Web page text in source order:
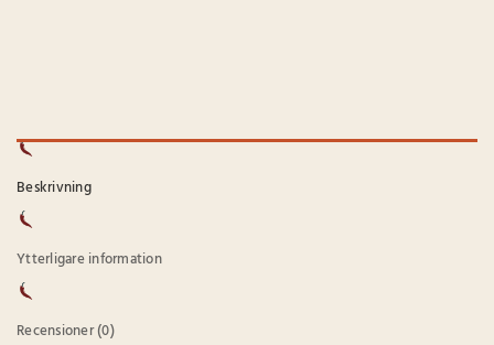
Beskrivning
Ytterligare information
Recensioner (0)